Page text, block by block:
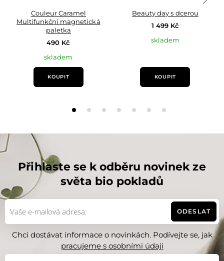
Couleur Caramel
Multifunkční magnetická
paletka
490 Kč
skladem
KOUPIT
Beauty day s dcerou
1 499 Kč
skladem
KOUPIT
Přihlaste se k odběru novinek ze
světa bio pokladů
ODESLAT
Chci dostávat informace o novinkách. Podívejte se, jak
pracujeme s osobními údaji